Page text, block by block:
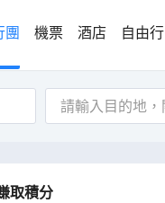
團 機票 酒店 自由行
取積分